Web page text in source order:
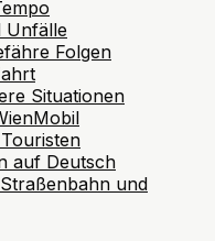
Unfälle
Folgen
Situationen
auf Deutsch
und